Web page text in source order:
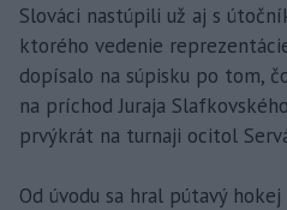
Slováci nastúpili už aj s
ktorého vedenie
dopísalo na súpisku po tom,
na príchod Juraja
prvýkrát na turnaji ocitol
Od úvodu sa hral pútavý